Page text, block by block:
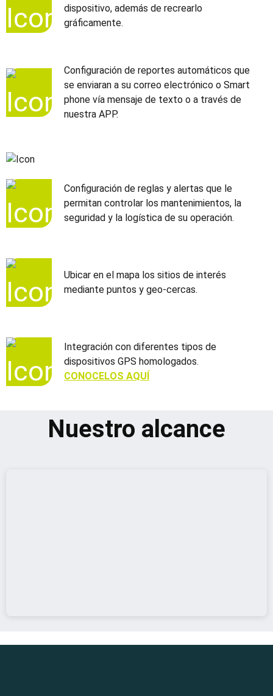
dispositivo, además de recrearlo
gráficamente.
Configuración de reportes automáticos que
se enviaran a su correo electrónico o Smart
phone vía mensaje de texto o a través de
nuestra APP.
Configuración de reglas y alertas que le
permitan controlar los mantenimientos, la
seguridad y la logística de su operación.
Ubicar en el mapa los sitios de interés
mediante puntos y geo-cercas.
Integración con diferentes tipos de
dispositivos GPS homologados.
CONOCELOS AQUÍ
Nuestro alcance